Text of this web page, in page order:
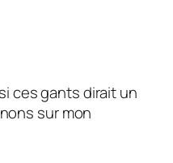
dirait un
sur mon